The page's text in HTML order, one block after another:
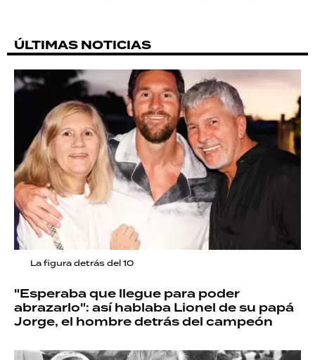
ÚLTIMAS NOTICIAS
La figura detrás del 10
"Esperaba que llegue para poder
abrazarlo": así hablaba Lionel de su papá
Jorge, el hombre detrás del campeón